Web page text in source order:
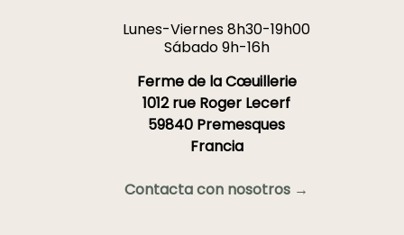
Lunes-Viernes 8h30-19h00
Sábado 9h-16h
Ferme de la Cœuillerie
1012 rue Roger Lecerf
59840 Premesques
Francia
Contacta con nosotros →